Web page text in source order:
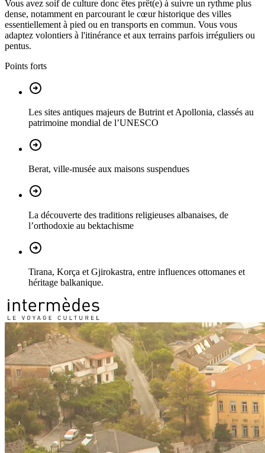
Vous avez soif de culture donc êtes prêt(e) à suivre un rythme plus
dense, notamment en parcourant le cœur historique des villes
essentiellement à pied ou en transports en commun. Vous vous
adaptez volontiers à l'itinérance et aux terrains parfois irréguliers ou
pentus.
Points forts
Les sites antiques majeurs de Butrint et Apollonia, classés au
patrimoine mondial de l’UNESCO
Berat, ville-musée aux maisons suspendues
La découverte des traditions religieuses albanaises, de
l’orthodoxie au bektachisme
Tirana, Korça et Gjirokastra, entre influences ottomanes et
héritage balkanique.